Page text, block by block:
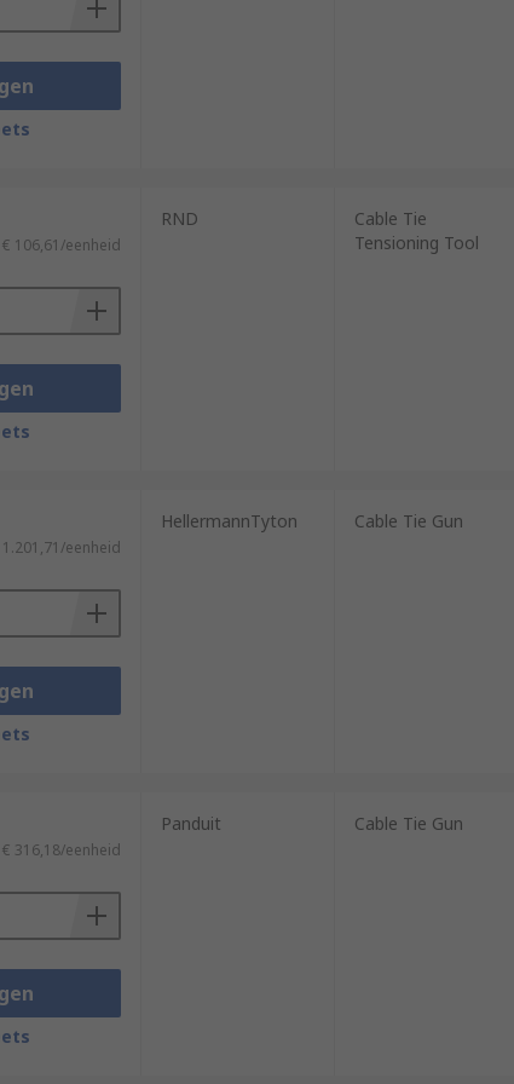
€ 106,61/eenheid
RND
Cable Tie
Tensioning Tool
eenheid
HellermannTyton Cable Tie Gun
€ 316,18/eenheid
Panduit Cable Tie Gun